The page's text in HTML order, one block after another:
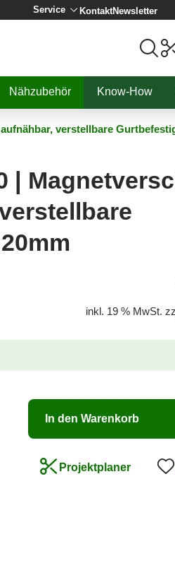
Service KontaktNewsletter
Nähzubehör Know-How
verstellbare
|
inkl. 19 % MwSt.
In den Warenkorb
Projektplaner